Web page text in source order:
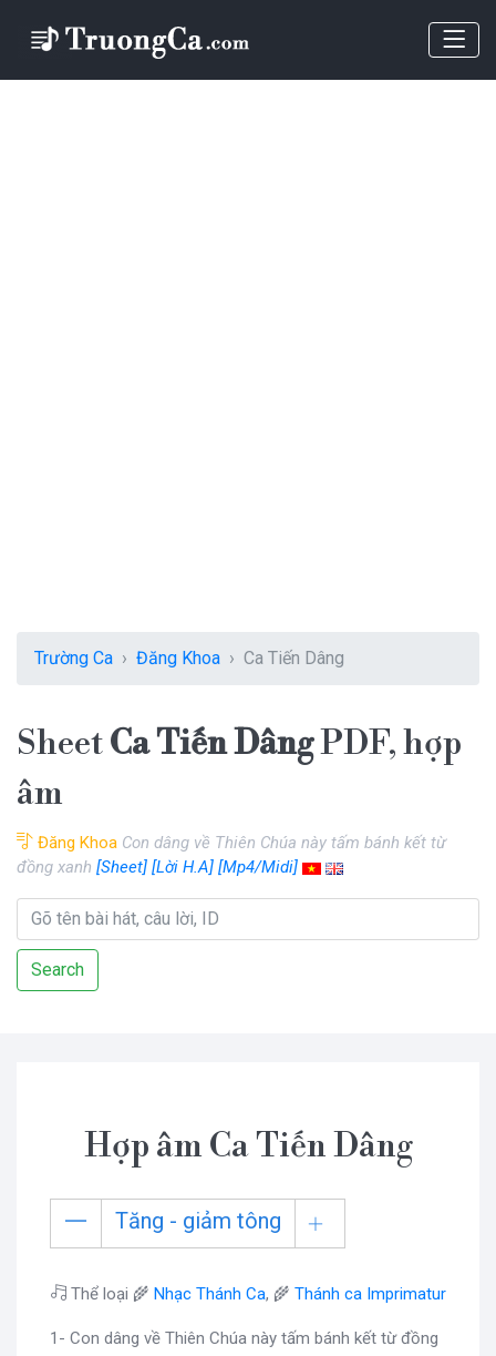
Trường Ca Đăng Khoa Ca Tiến Dâng
SheetCa Tiến DângPDF, hợp
âm
Đăng Khoa Con dâng về Thiên Chúa này tấm bánh kết từ
đồng xanh [Sheet] [Lời H.A] [Mp4/Midi]
Search
Hợp âm Ca Tiến Dâng
Tăng - giảm tông
Thể loại 🌾 Nhạc Thánh Ca, 🌾 Thánh ca Imprimatur
1- Con dâng về Thiên Chúa này tấm bánh kết từ đồng